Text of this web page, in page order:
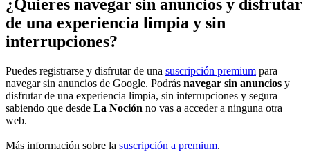
¿Quieres navegar sin anuncios y disfrutar
de una experiencia limpia y sin
interrupciones?
Puedes registrarse y disfrutar de una suscripción premium para
navegar sin anuncios de Google. Podrás navegar sin anuncios y
disfrutar de una experiencia limpia, sin interrupciones y segura
sabiendo que desde La Noción no vas a acceder a ninguna otra
web.
Más información sobre la suscripción a premium.